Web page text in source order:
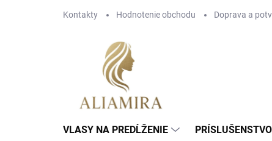
Kontakty Hodnotenie obchodu Doprava a
VLASY NA PREDĹŽENIE